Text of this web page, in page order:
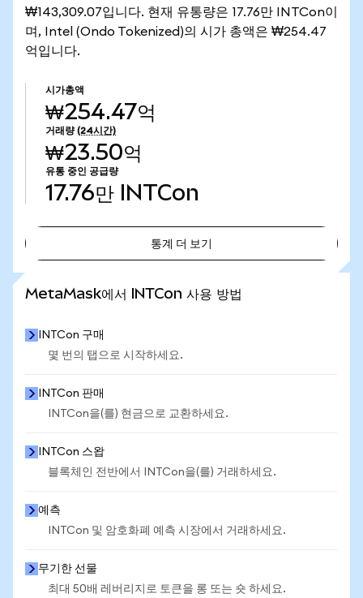
₩143,309.07입니다. 현재 유통량은 17.76만 INTCon이
며, Intel (Ondo Tokenized)의 시가 총액은 ₩254.47
억입니다.
시가총액
₩254.47억
거래량 (24시간)
₩23.50억
유통 중인 공급량
17.76만 INTCon
통계 더 보기
MetaMask에서 INTCon 사용 방법
INTCon 구매
몇 번의 탭으로 시작하세요.
INTCon 판매
INTCon을(를) 현금으로 교환하세요.
INTCon 스왑
블록체인 전반에서 INTCon을(를) 거래하세요.
예측
INTCon 및 암호화폐 예측 시장에서 거래하세요.
무기한 선물
최대 50배 레버리지로 토큰을 롱 또는 숏 하세요.